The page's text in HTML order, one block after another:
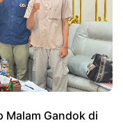
Malam Gandok di